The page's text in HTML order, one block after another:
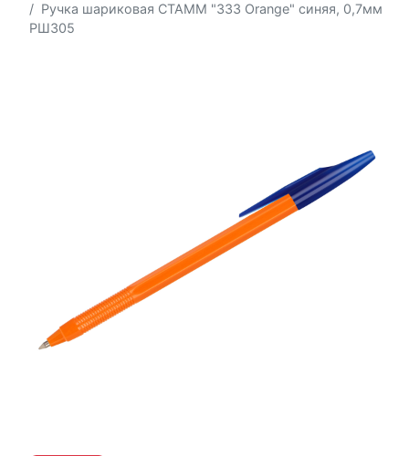
Ручка шариковая СТАММ "333 Orange" синяя, 0,7мм
РШ305